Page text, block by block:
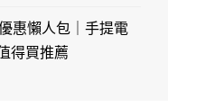
惠懶人包｜手提電
得買推薦